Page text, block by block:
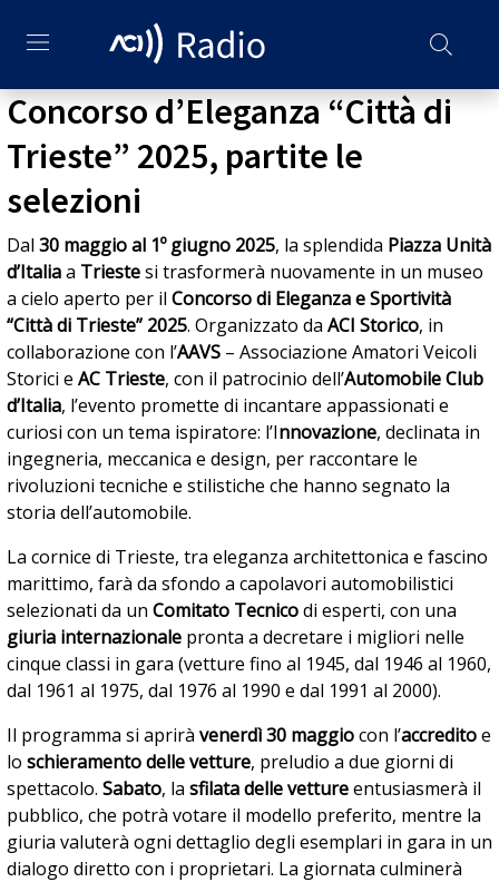
Concorso d’Eleganza “Città di
Trieste” 2025, partite le
selezioni
Dal 30 maggio al 1º giugno 2025, la splendida Piazza Unità
d’Italiaa Triestesi trasformerà nuovamente in un museo
a cielo aperto per il Concorso di Eleganza e Sportività
“Città di Trieste” 2025. Organizzato da ACI Storico, in
collaborazione con l’AAVS – Associazione Amatori Veicoli
Storici e AC Trieste, con il patrocinio dell’Automobile Club
d’Italia, l’evento promette di incantare appassionati e
curiosi con un tema ispiratore: l’Innovazione, declinata in
ingegneria, meccanica e design, per raccontare le
rivoluzioni tecniche e stilistiche che hanno segnato la
storia dell’automobile.
La cornice di Trieste, tra eleganza architettonica e fascino
marittimo, farà da sfondo a capolavori automobilistici
selezionati da un Comitato Tecnicodi esperti, con una
giuria internazionale pronta a decretare i migliori nelle
cinque classi in gara (vetture fino al 1945, dal 1946 al 1960,
dal 1961 al 1975, dal 1976 al 1990 e dal 1991 al 2000).
Il programma si aprirà venerdì 30 maggiocon l’accreditoe
lo schieramento delle vetture, preludio a due giorni di
spettacolo. Sabato, la sfilata delle vettureentusiasmerà il
pubblico, che potrà votare il modello preferito, mentre la
giuria valuterà ogni dettaglio degli esemplari in gara in un
dialogo diretto con i proprietari. La giornata culminerà